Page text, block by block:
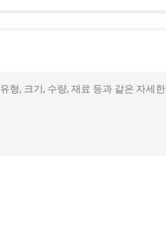
형, 크기, 수량, 재료 등과 같은 자세한